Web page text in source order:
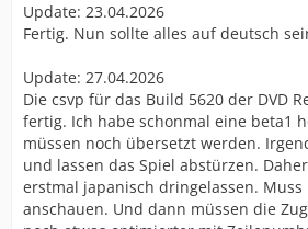
Update: 23.04.2026
Fertig. Nun sollte alles auf deutsch
Update: 27.04.2026
Die csvp für das Build 5620 der DVD
fertig. Ich habe schonmal eine beta1
müssen noch übersetzt werden.
und lassen das Spiel abstürzen.
erstmal japanisch dringelassen.
anschauen. Und dann müssen die